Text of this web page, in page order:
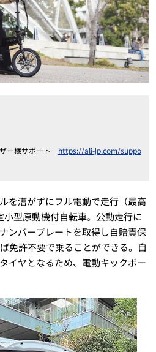
ー様サポート https://ali-jp.com/suppo
を漕がずにフル電動で走行（最高
型原動機付自転車。公動走行に
ンバープレートを取得し自賠責保
免許不要で乗ることができる。自
イヤとなるため、電動キックボー